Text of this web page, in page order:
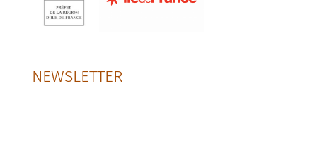
NEWSLETTER